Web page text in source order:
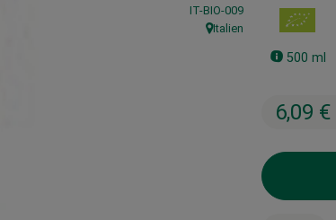
500 ml
6,09 €
, Kontrollstelle:
IT-BIO-009
, Herkunft:
Italien